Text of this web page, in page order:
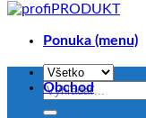
Ponuka (menu)
Hľadať:
Obchod